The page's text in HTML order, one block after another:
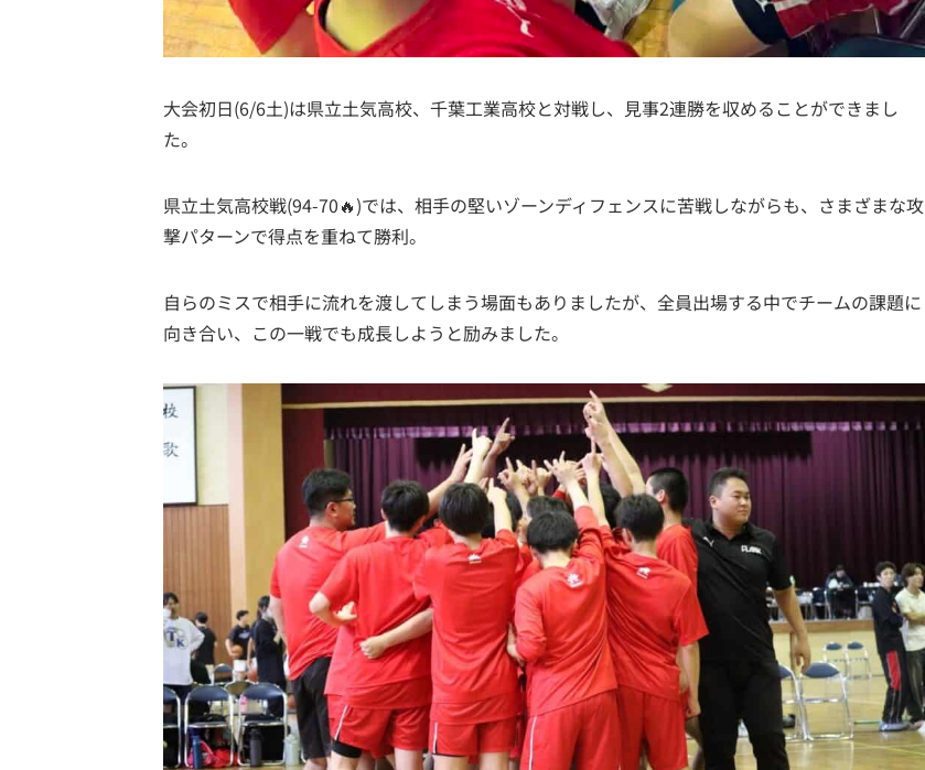
大会初日(6/6土)は県立土気高校、千葉工業高校と対戦し、見事2連勝を収めることができまし
た。
県立土気高校戦(94-70🔥)では、相手の堅いゾーンディフェンスに苦戦しながらも、さまざまな攻
撃パターンで得点を重ねて勝利。
自らのミスで相手に流れを渡してしまう場面もありましたが、全員出場する中でチームの課題に
向き合い、この一戦でも成長しようと励みました。